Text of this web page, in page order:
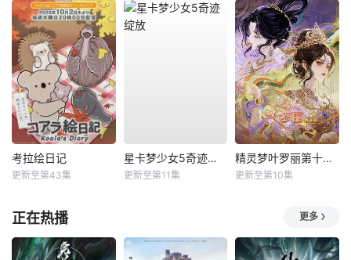
考拉绘日记
更新至第43集
星卡梦少女5奇迹绽放
更新至第11集
精灵梦叶罗丽第十一季（下）
更新至第10集
正在热播 更多